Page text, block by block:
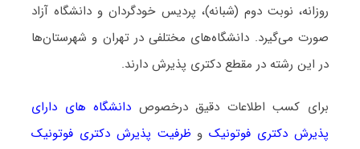
روزانه، نوبت دوم (شبانه)، پردیس خودگردان و دانشگاه آزاد
صورت می‌گیرد. دانشگاه‌های مختلفی در تهران و شهرستان‌ها
در این رشته در مقطع دکتری پذیرش دارند.
برای کسب اطلاعات دقیق درخصوص دانشگاه های دارای
پذیرش دکتری فوتونیکو ظرفیت پذیرش دکتری فوتونیک